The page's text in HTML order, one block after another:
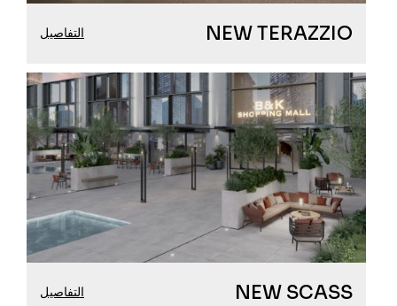
NEW TERAZZIO التفاصيل
NEW SCASS التفاصيل